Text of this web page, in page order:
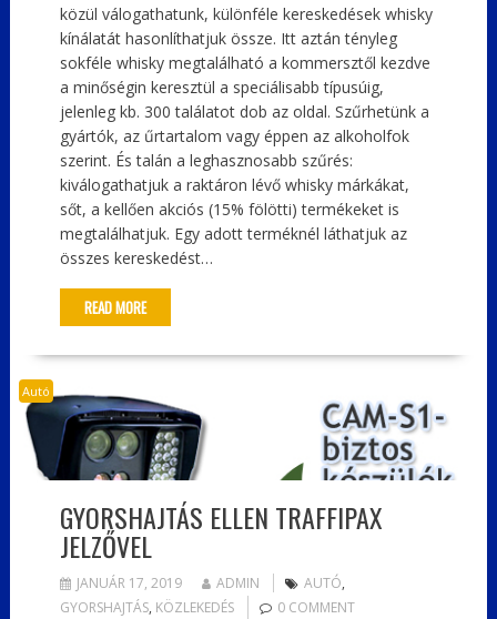
közül válogathatunk, különféle kereskedések whisky
kínálatát hasonlíthatjuk össze. Itt aztán tényleg
sokféle whisky megtalálható a kommersztől kezdve
a minőségin keresztül a speciálisabb típusúig,
jelenleg kb. 300 találatot dob az oldal. Szűrhetünk a
gyártók, az űrtartalom vagy éppen az alkoholfok
szerint. És talán a leghasznosabb szűrés:
kiválogathatjuk a raktáron lévő whisky márkákat,
sőt, a kellően akciós (15% fölötti) termékeket is
megtalálhatjuk. Egy adott terméknél láthatjuk az
összes kereskedést…
READ MORE
Autó
GYORSHAJTÁS ELLEN TRAFFIPAX
JELZŐVEL
JANUÁR 17, 2019 ADMIN AUTÓ,
GYORSHAJTÁS, KÖZLEKEDÉS 0 COMMENT